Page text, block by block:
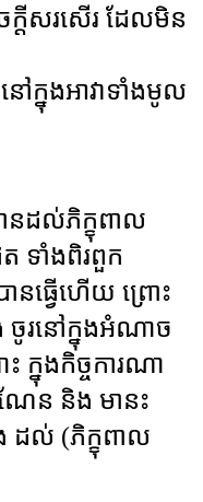
ចក្តីសរសើរ ដែលមិន
ក្នុងអាវាទាំងមូល
ានដល់ភិក្ខុពាល
ទាំងពិរពួក
នធ្វើហើយ ព្រោះ
ចូរនៅក្នុងអំណាច
ក្នុងកិច្ចការណា
ណែន និង មានះ
ង ដល់ (ភិក្ខុពាល